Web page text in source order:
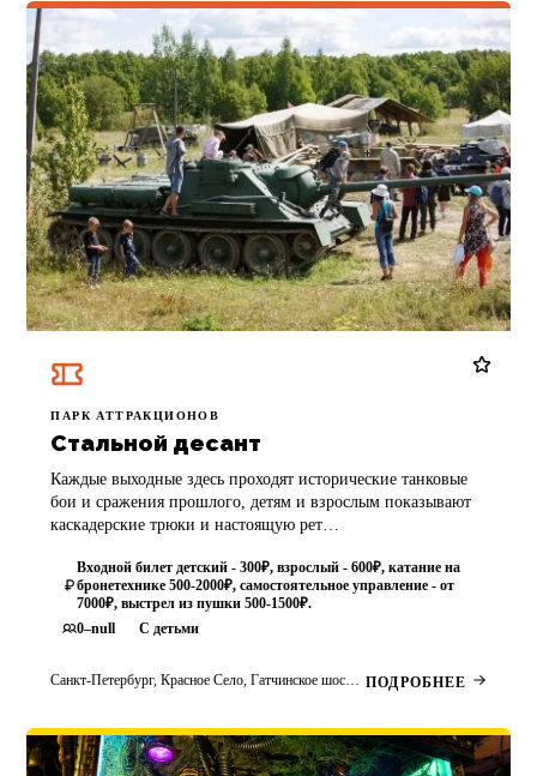
ПАРК АТТРАКЦИОНОВ
Стальной десант
Каждые выходные здесь проходят исторические танковые
бои и сражения прошлого, детям и взрослым показывают
каскадерские трюки и настоящую рет…
Входной билет детский - 300₽, взрослый - 600₽, катание на
бронетехнике 500-2000₽, самостоятельное управление - от
7000₽, выстрел из пушки 500-1500₽.
0–null
С детьми
Санкт-Петербург, Красное Село, Гатчинское шоссе, 52 ПОДРОБНЕЕ